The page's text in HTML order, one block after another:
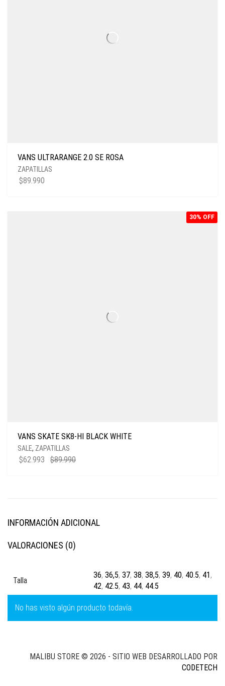
VANS ULTRARANGE 2.0 SE ROSA
ZAPATILLAS
$89.990
30% OFF
VANS SKATE SK8-HI BLACK WHITE
SALE, ZAPATILLAS
$89.990
$62.993
INFORMACIÓN ADICIONAL
VALORACIONES (0)
Talla
36, 36,5, 37, 38, 38,5, 39, 40, 40.5, 41 ,
42, 42.5, 43, 44, 44.5
No has visto algún producto todavía.
MALIBU STORE © 2026 - SITIO WEB DESARROLLADO POR
CODETECH